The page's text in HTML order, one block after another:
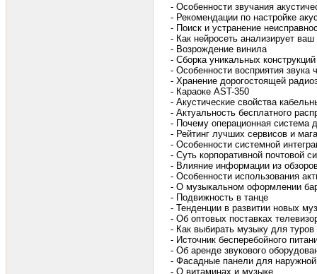
- Особенности звучания
- Рекомендации по настройке
- Поиск и устранение
- Как нейросеть анализирует
- Возрождение винила
- Сборка уникальных конструкций
- Особенности восприятия звука
- Хранение дорогостоящей
- Караоке AST-350
- Акустические свойства
- Актуальность бесплатного
- Почему операционная система
- Рейтинг лучших сервисов и
- Особенности системной
- Суть корпоративной почтовой
- Влияние информации из
- Особенности использования
- О музыкальном оформлении
- Подвижность в танце
- Тенденции в развитии новых
- Об оптовых поставках
- Как выбирать музыку для туров
- Источник бесперебойного
- Об аренде звукового
- Фасадные панели для
- О витаминах и музыке